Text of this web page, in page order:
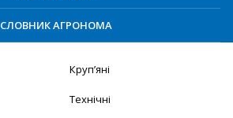
СЛОВНИК АГРОНОМА
Круп’яні
Технічні